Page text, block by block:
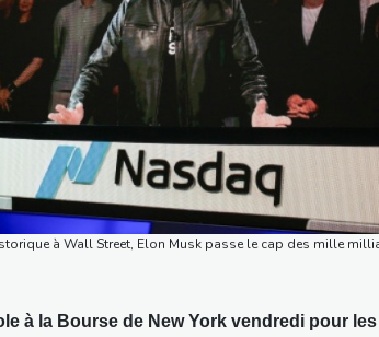
à Wall Street, Elon Musk passe le cap des mille
à la Bourse de New York vendredi pour